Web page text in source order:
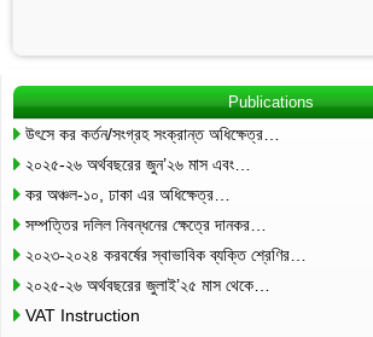
Publications
উৎসে কর কর্তন/সংগ্রহ সংক্রান্ত অধিক্ষেত্র…
২০২৫-২৬ অর্থবছরের জুন’২৬ মাস এবং…
কর অঞ্চল-১০, ঢাকা এর অধিক্ষেত্র…
সম্পত্তির দলিল নিবন্ধনের ক্ষেত্রে দানকর…
২০২৩-২০২৪ করবর্ষের স্বাভাবিক ব্যক্তি শ্রেণির…
২০২৫-২৬ অর্থবছরের জুলাই’২৫ মাস থেকে…
VAT Instruction